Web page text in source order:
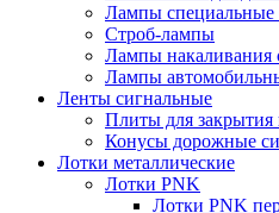
Лампы специальные
Строб-лампы
Лампы накаливания
Лампы
Ленты сигнальные
Плиты для закрытия
Конусы дорожные
Лотки металлические
Лотки PNK
Лотки PNK